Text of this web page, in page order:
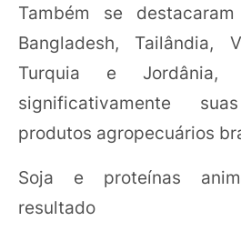
Também se
Bangladesh, Tailândia,
Turquia e Jordânia,
significativamente
produtos agropecuários
Soja e proteínas
resultado